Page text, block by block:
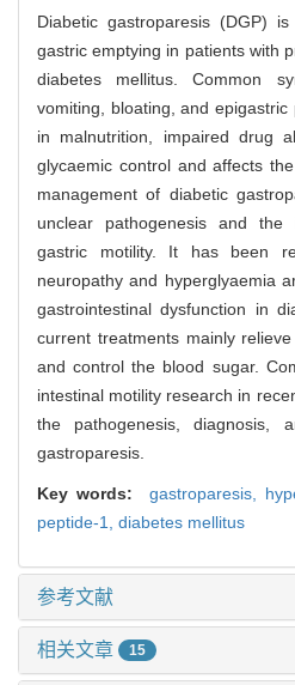
Diabetic gastroparesis (DGP)
gastric emptying in patients with
diabetes mellitus. Common
vomiting, bloating, and
in malnutrition, impaired drug
glycaemic control and affects
management of diabetic
unclear pathogenesis and
gastric motility. It has been
neuropathy and hyperglyaemia
gastrointestinal dysfunction in
current treatments mainly
and control the blood sugar.
intestinal motility research in
the pathogenesis, diagnosis,
gastroparesis.
Key words: gastroparesis,
peptide-1, diabetes mellitus
参考文献
相关文章 15